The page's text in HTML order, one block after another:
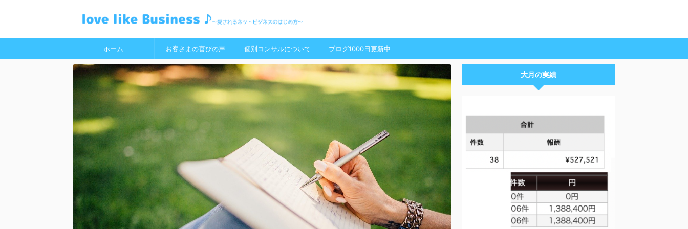
ホーム お客さまの喜びの声 個別コンサルについて ブログ1000日更新中
大月の実績